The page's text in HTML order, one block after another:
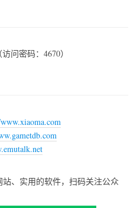
问密码：4670）
、实用的软件，扫码关注公众